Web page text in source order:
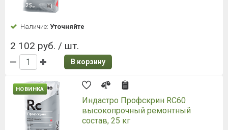
Наличие: Уточняйте
2 102 руб. / шт.
В корзину
НОВИНКА
Индастро Профскрин RC60
высокопрочный ремонтный
состав, 25 кг